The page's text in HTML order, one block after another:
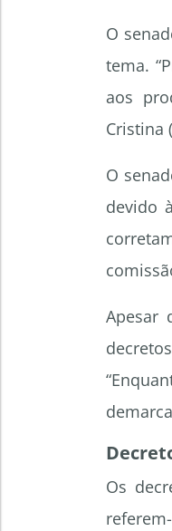
O
tema.
aos
Cristina
O
devido
Apesar
Os